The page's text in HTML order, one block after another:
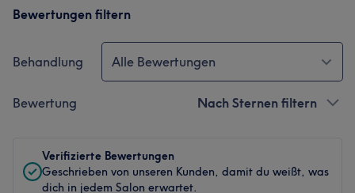
Bewertungen filtern
Behandlung Alle Bewertungen
Bewertung Nach Sternen filtern
Verifizierte Bewertungen
Geschrieben von unseren Kunden, damit du weißt, was
dich in jedem Salon erwartet.